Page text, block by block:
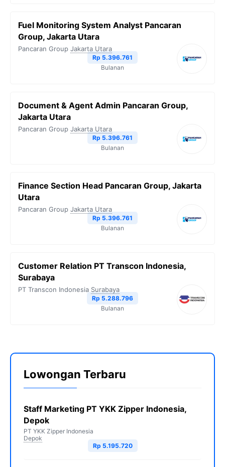
Fuel Monitoring System Analyst Pancaran
Group, Jakarta Utara
Pancaran Group Jakarta Utara
Rp 5.396.761
Bulanan
Document & Agent Admin Pancaran Group,
Jakarta Utara
Pancaran Group Jakarta Utara
Rp 5.396.761
Bulanan
Finance Section Head Pancaran Group, Jakarta
Utara
Pancaran Group Jakarta Utara
Rp 5.396.761
Bulanan
Customer Relation PT Transcon Indonesia,
Surabaya
PT Transcon Indonesia Surabaya
Rp 5.288.796
Bulanan
Lowongan Terbaru
Staff Marketing PT YKK Zipper Indonesia,
Depok
PT YKK Zipper Indonesia
Depok
Rp 5.195.720